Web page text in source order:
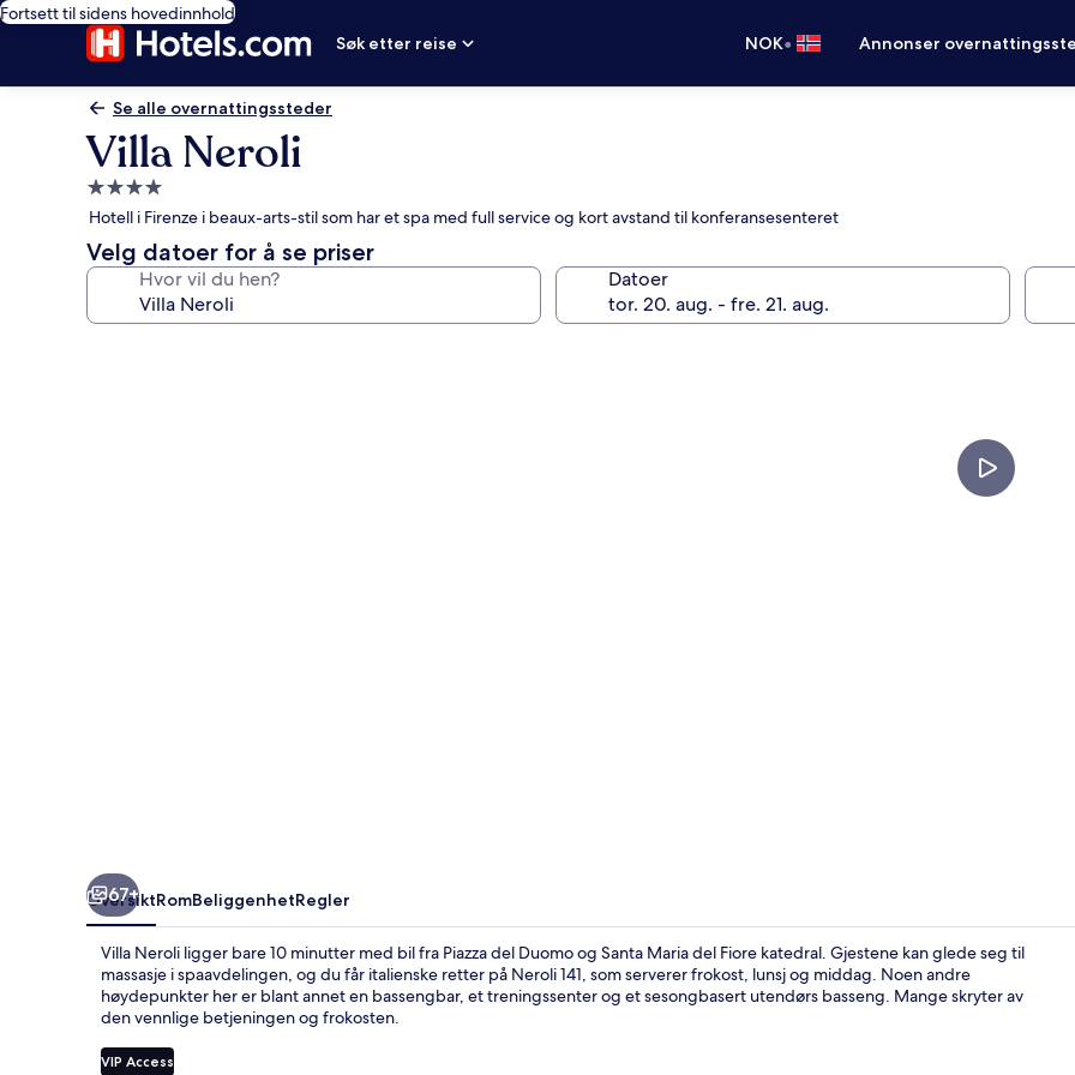
Fortsett til sidens hovedinnhold
Søk etter reise
NOK• Annonser
Se alle overnattingssteder
Villa Neroli
Overnattingssted
med
4.0
stjerner
Hotell i Firenze i beaux-arts-stil som har et spa med full service og kort avstand til konferansesenteret
Velg datoer for å se priser
Hvor vil du hen? Datoer
67+
OversiktRomBeliggenhetRegler
Villa Neroli ligger bare 10 minutter med bil fra Piazza del Duomo og Santa Maria del Fiore katedral. Gjestene kan glede seg til
massasje i spaavdelingen, og du får italienske retter på Neroli 141, som serverer frokost, lunsj og middag. Noen andre
høydepunkter her er blant annet en bassengbar, et treningssenter og et sesongbasert utendørs basseng. Mange skryter av
den vennlige betjeningen og frokosten.
VIP Access